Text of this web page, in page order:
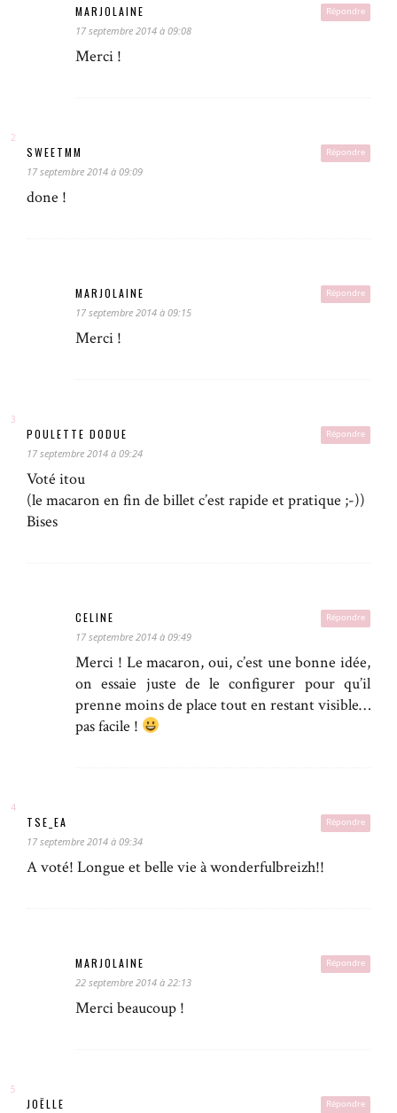
Répondre
MARJOLAINE
17 septembre 2014 à 09:08
Merci !
Répondre
SWEETMM
17 septembre 2014 à 09:09
done !
Répondre
MARJOLAINE
17 septembre 2014 à 09:15
Merci !
Répondre
POULETTE DODUE
17 septembre 2014 à 09:24
Voté itou
(le macaron en fin de billet c’est rapide et pratique ;-))
Bises
Répondre
CELINE
17 septembre 2014 à 09:49
Merci ! Le macaron, oui, c’est une bonne idée,
on essaie juste de le configurer pour qu’il
prenne moins de place tout en restant visible…
pas facile !
Répondre
TSE_EA
17 septembre 2014 à 09:34
A voté! Longue et belle vie à wonderfulbreizh!!
Répondre
MARJOLAINE
22 septembre 2014 à 22:13
Merci beaucoup !
Répondre
JOËLLE